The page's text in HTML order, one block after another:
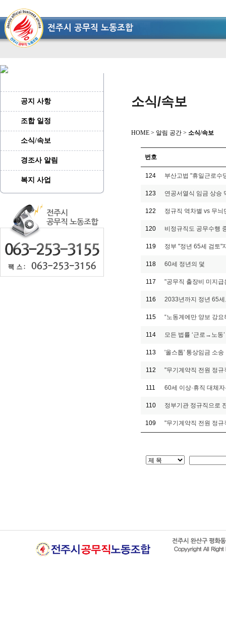
소식/속보
HOME > 알림 공간 > 소식/속보
번호
124 부산고법 "휴일근로수
123 연공서열식 임금 상승
122 정규직 역차별 vs 무늬
120 비정규직도 공무수행
119 정부 "정년 65세 검토"
118 60세 정년의 덫
117 "공무직 출장비 미지급
116 2033년까지 정년 65
115 “노동계에만 양보 강
114 모든 법률 ‘근로→노동
113 '올스톱' 통상임금 소
112 "무기계약직 전원 정
111 60세 이상·휴직 대체자
110 정부기관 정규직으로
109 "무기계약직 전원 정
공지 사항
조합 일정
소식/속보
경조사 알림
복지 사업